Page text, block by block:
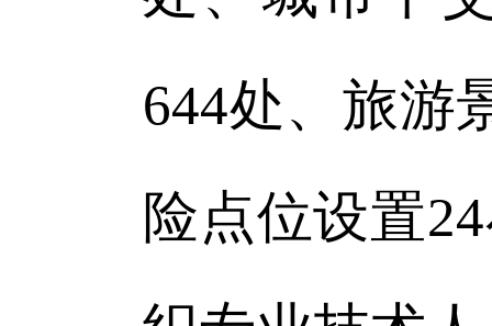
644处、旅游
险点位设置